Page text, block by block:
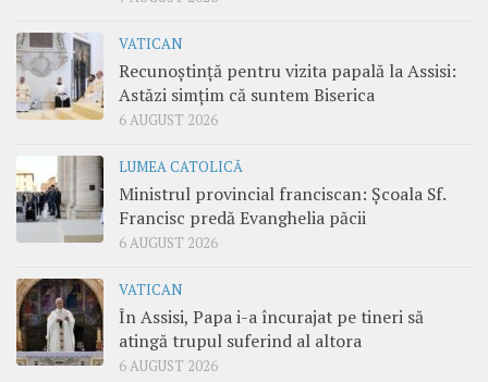
VATICAN
Recunoștință pentru vizita papală la Assisi:
Astăzi simțim că suntem Biserica
6 AUGUST 2026
LUMEA CATOLICĂ
Ministrul provincial franciscan: Școala Sf.
Francisc predă Evanghelia păcii
6 AUGUST 2026
VATICAN
În Assisi, Papa i-a încurajat pe tineri să
atingă trupul suferind al altora
6 AUGUST 2026